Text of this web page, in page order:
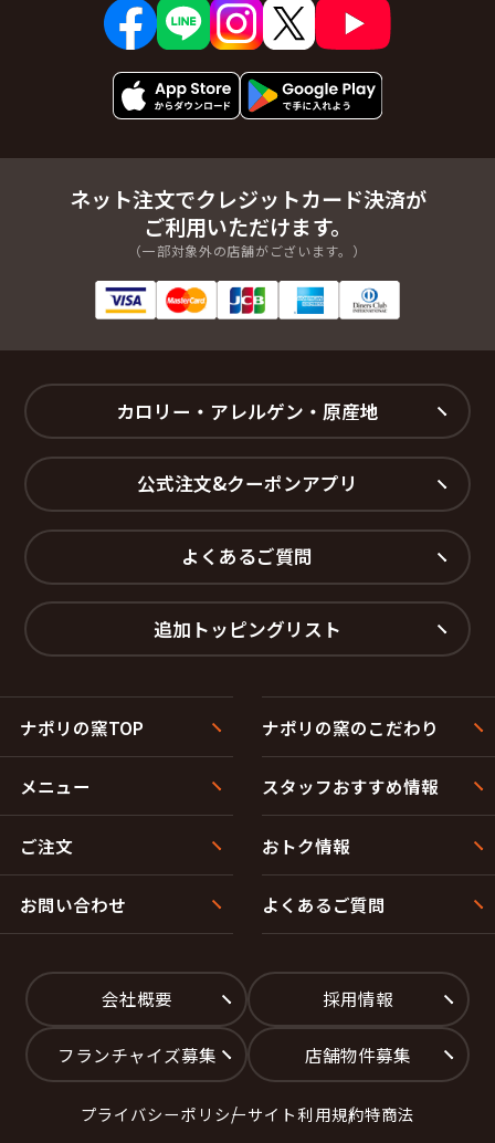
米泉町１０丁目
米丸町
稚日野町
若宮
若宮１丁目
若宮２丁目
【白山市】
旭丘２丁目
旭丘３丁目
あさひ荘苑１丁目
あさひ荘苑２丁目
あさひ荘苑３丁目
あさひ荘苑４丁目
乾町
新田町
田中町
徳丸町
中新保町
西新町
八田中町
宮永新町
宮永町
八ツ矢新町
八ツ矢町
横江町
相木１丁目
相木２丁目
相木３丁目
【野々市市】
稲荷３丁目
稲荷４丁目
御経塚１丁目
御経塚２丁目
御経塚３丁目
御経塚４丁目
御経塚５丁目
押越２丁目
押野１丁目
押野２丁目
押野５丁目
押野６丁目
押野７丁目
上林
上林３丁目
上林４丁目
位川
郷町
三納１丁目
三納２丁目
三納３丁目
下林１丁目
下林３丁目
菅原町
住吉町
高橋町
田尻町
太平寺１丁目
太平寺２丁目
太平寺３丁目
太平寺４丁目
徳用町
藤平田
野代１丁目
野代２丁目
野代３丁目
白山町
藤平
二日市１丁目
二日市２丁目
二日市３丁目
二日市４丁目
二日市５丁目
堀内３丁目
堀内４丁目
ネット注文でクレジットカード決済が
ご利用いただけます。
（一部対象外の店舗がございます。）
カロリー・アレルゲン・原産地
公式注文&クーポンアプリ
よくあるご質問
追加トッピングリスト
ナポリの窯TOP ナポリの窯のこだわり
メニュー スタッフおすすめ情報
ご注文 おトク情報
お問い合わせ よくあるご質問
会社概要 採用情報
フランチャイズ募集 店舗物件募集
プライバシーポリシーサイト利用規約特商法